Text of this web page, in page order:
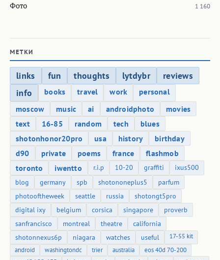
Фото 1 160
МЕТКИ
links fun thoughts lytdybr
reviews
info
books travel work
personal
moscow
music ai androidphoto
movies
text
16-85 random tech
blues
shotonhonor20pro
usa history
birthday
d90
private poems france
flashmob
toronto
iwentto r.i.p 10-20 graffiti
ixus500
blog
germany spb shotononeplus5
parfum
photooftheweek
seattle russia
shotongt5pro
digital ixy
belgium corsica singapore
proverb
sanfrancisco
montreal theatre
california
shotonnexus6p
niagara watches useful
17-55 kit
android
washingtondc trier australia
eos 40d 70-200